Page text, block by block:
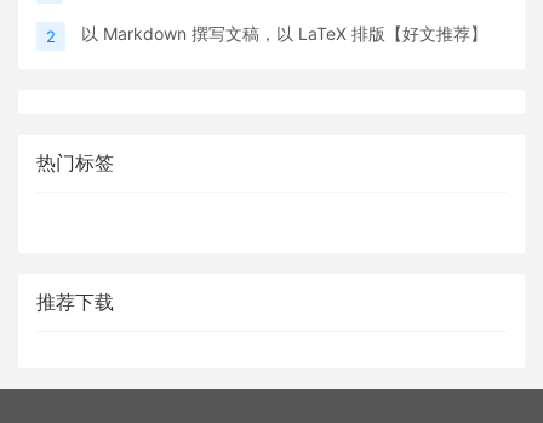
2 以 Markdown 撰写文稿，以 LaTeX 排版【好文推荐】
热门标签
推荐下载